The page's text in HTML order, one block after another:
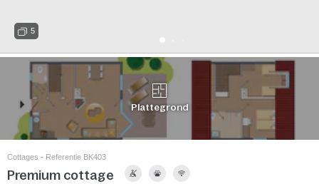
5
Plattegrond
Cottages - Referentie BK403
Premium cottage